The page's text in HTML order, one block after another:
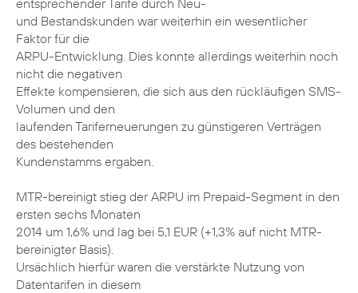
entsprechender Tarife durch Neu-
und Bestandskunden war weiterhin ein wesentlicher
Faktor für die
ARPU-Entwicklung. Dies konnte allerdings weiterhin noch
nicht die negativen
Effekte kompensieren, die sich aus den rückläufigen SMS-
Volumen und den
laufenden Tariferneuerungen zu günstigeren Verträgen
des bestehenden
Kundenstamms ergaben.
MTR-bereinigt stieg der ARPU im Prepaid-Segment in den
ersten sechs Monaten
2014 um 1,6% und lag bei 5,1 EUR (+1,3% auf nicht MTR-
bereinigter Basis).
Ursächlich hierfür waren die verstärkte Nutzung von
Datentarifen in diesem